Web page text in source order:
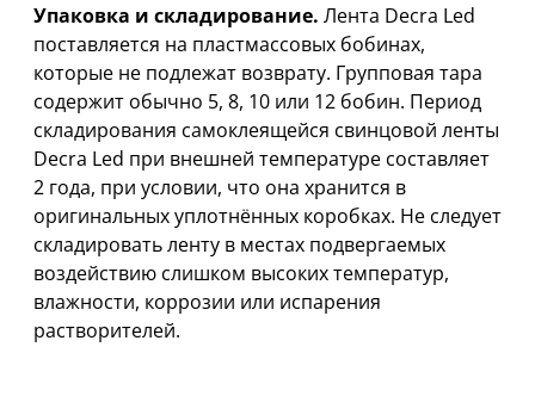
Упаковка и складирование. Лента Decra Led
поставляется на пластмассовых бобинах,
которые не подлежат возврату. Групповая тара
содержит обычно 5, 8, 10 или 12 бобин. Период
складирования самоклеящейся свинцовой ленты
Decra Led при внешней температуре составляет
2 года, при условии, что она хранится в
оригинальных уплотнённых коробках. Не следует
складировать ленту в местах подвергаемых
воздействию слишком высоких температур,
влажности, коррозии или испарения
растворителей.